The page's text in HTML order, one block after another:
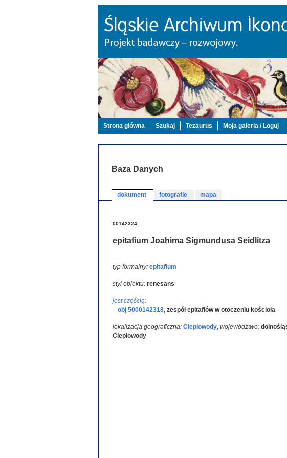
Strona główna Szukaj Tezaurus Moja galeria / Loguj
Baza Danych
dokument fotografie mapa
00142324
epitafium Joahima Sigmundusa Seidlitza
typ formalny: epitafium
styl obiektu: renesans
jest częścią:
obj 5000142318, zespół epitafiów w otoczeniu kościoła
lokalizacja geograficzna: Ciepłowody, województwo:
Ciepłowody